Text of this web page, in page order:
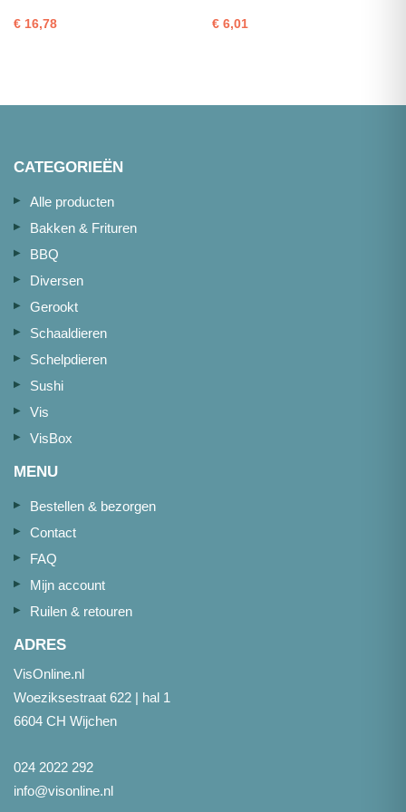
€ 16,78 € 6,01
CATEGORIEËN
Alle producten
Bakken & Frituren
BBQ
Diversen
Gerookt
Schaaldieren
Schelpdieren
Sushi
Vis
VisBox
MENU
Bestellen & bezorgen
Contact
FAQ
Mijn account
Ruilen & retouren
ADRES
VisOnline.nl
Woeziksestraat 622 | hal 1
6604 CH Wijchen
024 2022 292
info@visonline.nl